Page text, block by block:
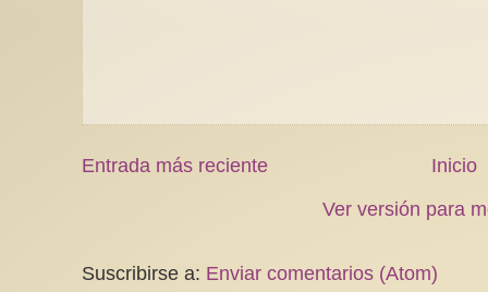
Entrada más reciente
Inicio
Ver versión para
Suscribirse a: Enviar comentarios (Atom)